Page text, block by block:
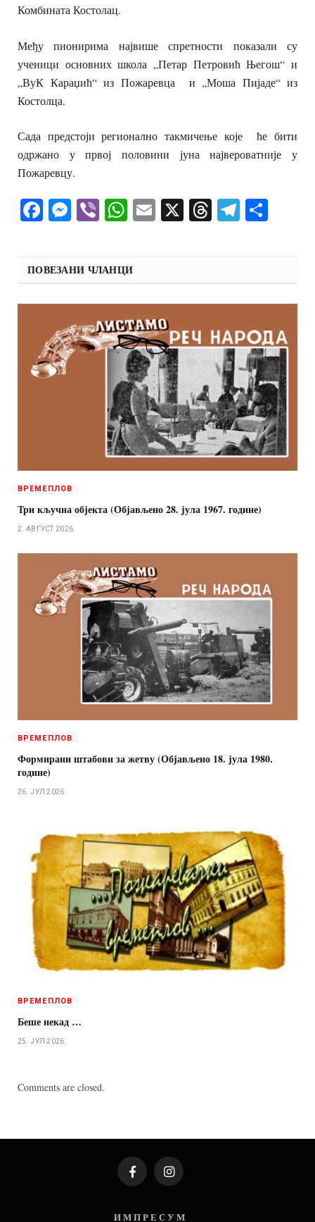
Комбината Костолац.
Међу пионирима највише спретности показали су
ученици основних школа „Петар Петровић Његош“ и
„ВуК Караџић“ из Пожаревца и „Моша Пијаде“ из
Костолца.
Сада предстоји регионално такмичење које ће бити
одржано у првој половини јуна највероватније у
Пожаревцу.
Facebook
Messenger
ViberWhatsApp
Email
X Threads
ПОВЕЗАНИ ЧЛАНЦИ
ВРЕМЕПЛОВ
Три кључна објекта (Објављено 28. jула 1967. године)
2. АВГУСТ 2026.
ВРЕМЕПЛОВ
Формирани штабови за жетву (Објављено 18. јула 1980.
године)
26. ЈУЛ 2026.
ВРЕМЕПЛОВ
Беше некад …
25. ЈУЛ 2026.
Comments are closed.
FacebookInstagram
И М П Р Е С У М